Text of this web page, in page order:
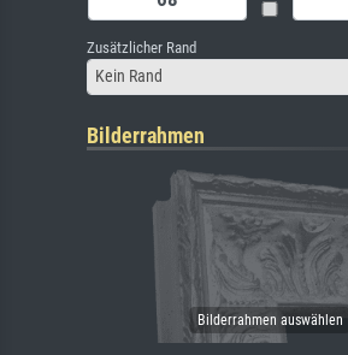
Zusätzlicher Rand
Kein Rand
Bilderrahmen